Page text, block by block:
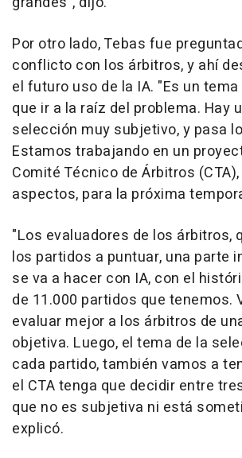
Por otro lado, Tebas fue
conflicto con los árbitros, y ahí
el futuro uso de la IA. "Es un
que ir a la raíz del problema. Hay
selección muy subjetivo, y pasa
Estamos trabajando en un
Comité Técnico de Árbitros
aspectos, para la próxima
"Los evaluadores de los árbitros,
los partidos a puntuar, una parte
se va a hacer con IA, con el
de 11.000 partidos que tenemos.
evaluar mejor a los árbitros de
objetiva. Luego, el tema de la
cada partido, también vamos a
el CTA tenga que decidir entre
que no es subjetiva ni está
explicó.